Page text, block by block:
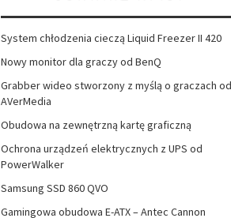
System chłodzenia cieczą Liquid Freezer II 420
Nowy monitor dla graczy od BenQ
Grabber wideo stworzony z myślą o graczach od
AVerMedia
Obudowa na zewnętrzną kartę graficzną
Ochrona urządzeń elektrycznych z UPS od
PowerWalker
Samsung SSD 860 QVO
Gamingowa obudowa E-ATX – Antec Cannon